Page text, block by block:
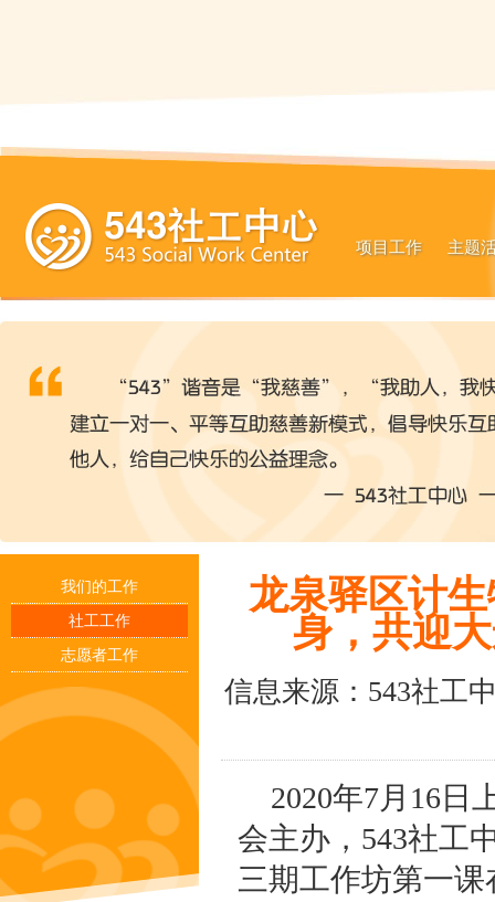
项目工作 主题
我们的工作
社工工作
志愿者工作
龙泉驿区计
身，共迎
信息来源：543社
2020年7月16日
会主办，543社工
三期工作坊第一